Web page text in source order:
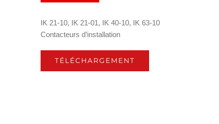
IK 21-10, IK 21-01, IK 40-10, IK 63-10
Contacteurs d’installation
TÉLÉCHARGEMENT